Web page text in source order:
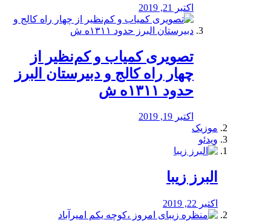
اکتبر 21, 2019
️تصویری کمیاب و کم‌نظیر از
چهار راه كالج و دبيرستان البرز
حدود ۱۳۱۱ه ش
اکتبر 19, 2019
موزیک
ویدئو
البرز زیبا
اکتبر 22, 2019